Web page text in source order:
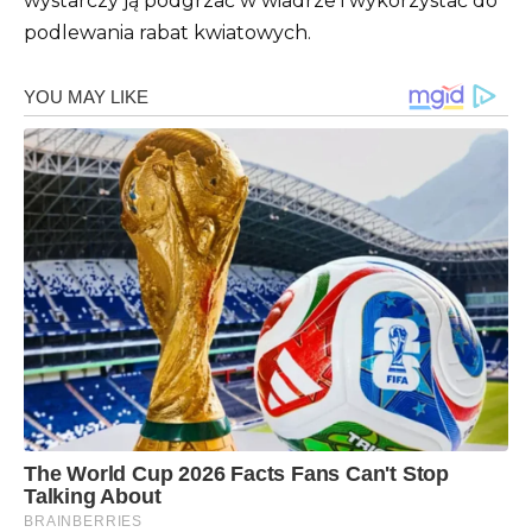
podlewania rabat kwiatowych.